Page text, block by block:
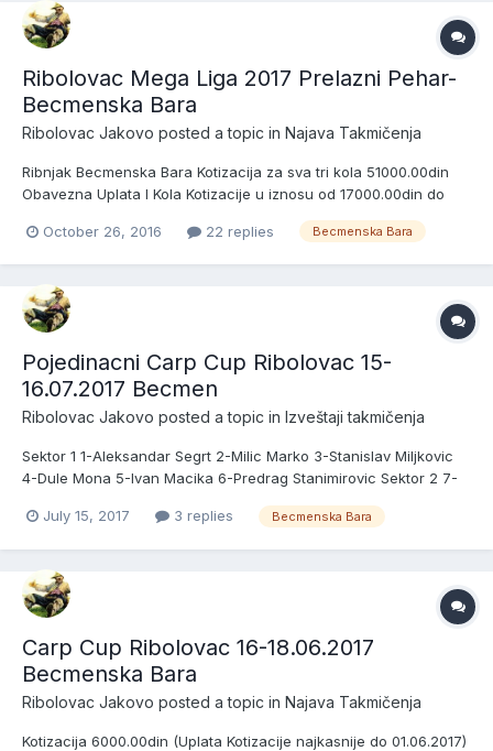
Ribolovac Mega Liga 2017 Prelazni Pehar-
Becmenska Bara
Ribolovac Jakovo posted a topic in Najava Takmičenja
Ribnjak Becmenska Bara Kotizacija za sva tri kola 51000.00din
Obavezna Uplata I Kola Kotizacije u iznosu od 17000.00din do
se rezrvna ekipa. Poslednji dan za uplatu sva tri kola je
October 26, 2016 22 replies Becmenska Bara
Pojedinacni Carp Cup Ribolovac 15-
16.07.2017 Becmen
Ribolovac Jakovo posted a topic in Izveštaji takmičenja
Sektor 1 1-Aleksandar Segrt 2-Milic Marko 3-Stanislav Miljkovic
4-Dule Mona 5-Ivan Macika 6-Predrag Stanimirovic Sektor 2 7-
Tankosic Family 12-Vlajosi 13-Krle Sektor 3 14-Mrca 15-Frenky
July 15, 2017 3 replies Becmenska Bara
Carp Cup Ribolovac 16-18.06.2017
Becmenska Bara
Ribolovac Jakovo posted a topic in Najava Takmičenja
Kotizacija 6000.00din (Uplata Kotizacije najkasnije do 01.06.2017)